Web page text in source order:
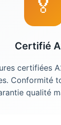
🏅
Certifié
certifiées
Conformité
qualité